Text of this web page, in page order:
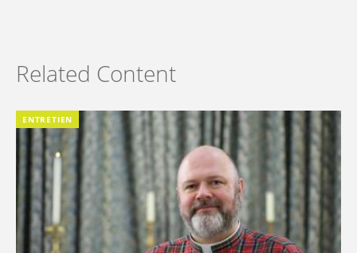
Related Content
ENTRETIEN